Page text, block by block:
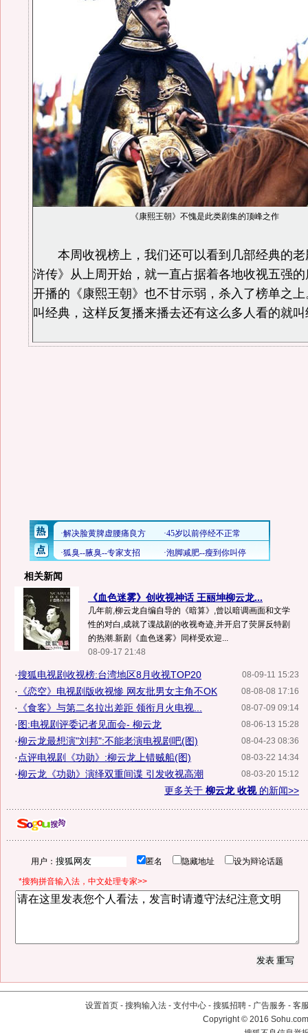
《康熙王朝》不愧是此类剧集的顶峰之作
本周收视榜上，我们还可以看到几部经典的老
浒传》从上周开始，就一直占据着各地收视五强
开播的《康熙王朝》也不甘示弱，杀入了榜单之
叫经典，这样反复播来播去还有这么多人看的就
相关新闻
《血色迷雾》创收视神话 王丽坤柳云龙...
几年前,柳云龙自编自导的《暗算》,曾以暗调画面和文学
性的对白,成就了谍战剧的收视奇迹,并开启了荧屏反特剧
的热潮.新剧《血色迷雾》同样受欢迎...
08-09-17 21:48
08-09-11 15:23
·搜狐电视剧收视榜:台湾地区8月收视TOP20
08-08-08 17:16
· 《恋空》电视剧版收视惨 网友批男女主角不OK
08-07-09 09:14
· 《食客》与第二名拉出差距 领衔月火电视...
08-06-13 15:28
·图:电视剧评委记者见面会- 柳云龙
08-04-23 08:36
·柳云龙最想演"刘邦":不能老演电视剧吧(图)
08-03-22 14:34
· 点评电视剧《功勋》:柳云龙上错贼船(图)
08-03-20 15:12
·柳云龙《功勋》演绎双重间谍 引发收视高潮
更多关于 柳云龙 收视的新闻>>
用户： 匿名 隐藏地址 设为辩论话题
*搜狗拼音输入法，中文处理专家>>
设置首页 - 搜狗输入法 - 支付中心 - 搜狐招聘 - 广告服务 - 客
Copyright©2016